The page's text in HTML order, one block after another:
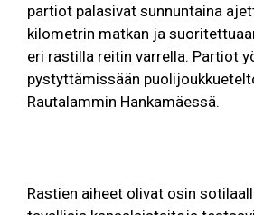
partiot palasivat sunnuntaina
kilometrin matkan ja
eri rastilla reitin varrella. Partiot
pystyttämissään
Rautalammin Hankamäessä.
Rastien aiheet olivat osin